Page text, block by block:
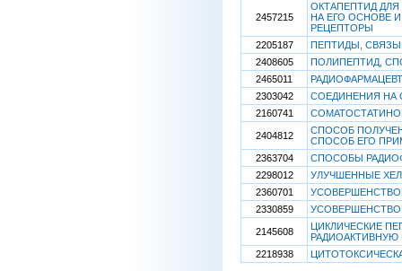
2457215
ОКТАПЕПТИД
НА ЕГО ОСНОВЕ
РЕЦЕПТОРЫ
2205187
ПЕПТИДЫ,
2408605
ПОЛИПЕПТИД,
2465011
2303042
СОЕДИНЕНИЯ НА
2160741
2404812
СПОСОБ
СПОСОБ ЕГО
2363704
СПОСОБЫ
2298012
УЛУЧШЕННЫЕ
2360701
2330859
2145608
ЦИКЛИЧЕСКИЕ
РАДИОАКТИВНУЮ
2218938